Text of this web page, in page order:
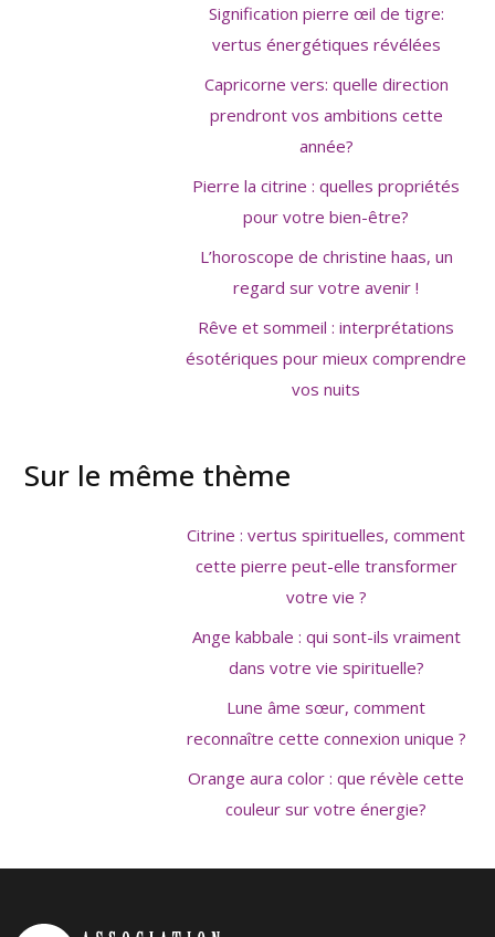
Signification pierre œil de tigre:
vertus énergétiques révélées
Capricorne vers: quelle direction
prendront vos ambitions cette
année?
Pierre la citrine : quelles propriétés
pour votre bien-être?
L’horoscope de christine haas, un
regard sur votre avenir !
Rêve et sommeil : interprétations
ésotériques pour mieux comprendre
vos nuits
Sur le même thème
Citrine : vertus spirituelles, comment
cette pierre peut-elle transformer
votre vie ?
Ange kabbale : qui sont-ils vraiment
dans votre vie spirituelle?
Lune âme sœur, comment
reconnaître cette connexion unique ?
Orange aura color : que révèle cette
couleur sur votre énergie?